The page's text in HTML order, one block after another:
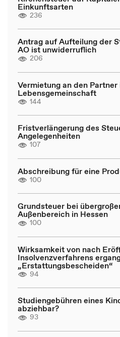
Einkunftsarten
236
Antrag auf Aufteilung der
AO ist unwiderruflich
206
Vermietung an den
Lebensgemeinschaft
144
Fristverlängerung des
Angelegenheiten
107
Abschreibung für eine
100
Grundsteuer bei
Außenbereich in Hessen
100
Wirksamkeit von nach
Insolvenzverfahrens
„Erstattungsbescheiden“
94
Studiengebühren eines
abziehbar?
93